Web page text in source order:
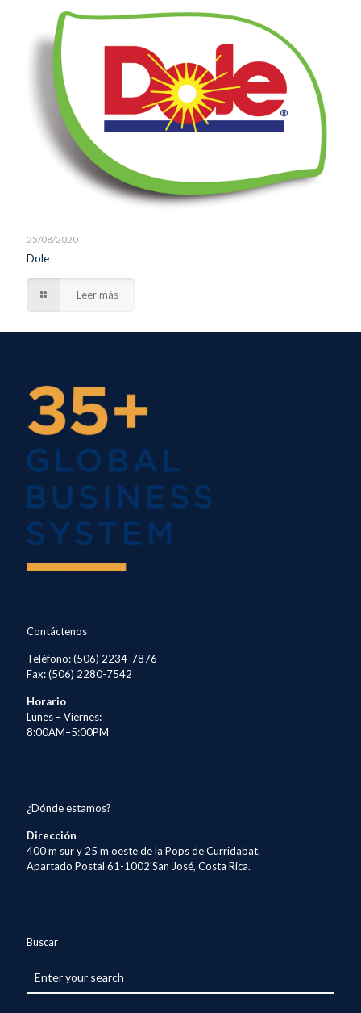
25/08/2020
Dole
Leer más
Contáctenos
Teléfono: (506) 2234-7876
Fax: (506) 2280-7542
Horario
Lunes – Viernes:
8:00AM–5:00PM
¿Dónde estamos?
Dirección
400 m sur y 25 m oeste de la Pops de Curridabat.
Apartado Postal 61-1002 San José, Costa Rica.
Buscar